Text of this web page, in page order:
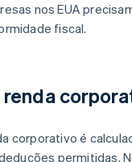
nos EUA
fiscal.
corporativo é
permitidas.